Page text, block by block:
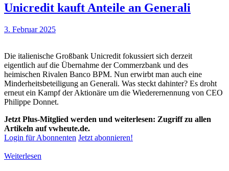
Unicredit kauft Anteile an Generali
3. Februar 2025
Die italienische Großbank Unicredit fokussiert sich derzeit
eigentlich auf die Übernahme der Commerzbank und des
heimischen Rivalen Banco BPM. Nun erwirbt man auch eine
Minderheitsbeteiligung an Generali. Was steckt dahinter? Es droht
erneut ein Kampf der Aktionäre um die Wiederernennung von CEO
Philippe Donnet.
Jetzt Plus-Mitglied werden und weiterlesen: Zugriff zu allen
Artikeln auf vwheute.de.
Login für Abonnenten Jetzt abonnieren!
Weiterlesen